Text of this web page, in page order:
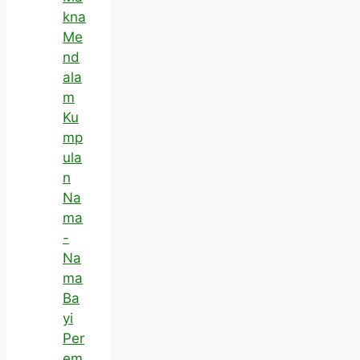
kna
Me
nd
ala
m
Ku
mp
ula
n
Na
ma
-
Na
ma
Ba
yi
Per